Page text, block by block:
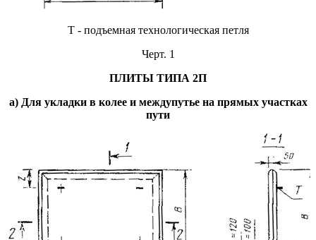
Т - подъемная технологическая петля
Черт. 1
ПЛИТЫ ТИПА 2П
а) Для укладки в колее и междупутье на прямых участках
пути